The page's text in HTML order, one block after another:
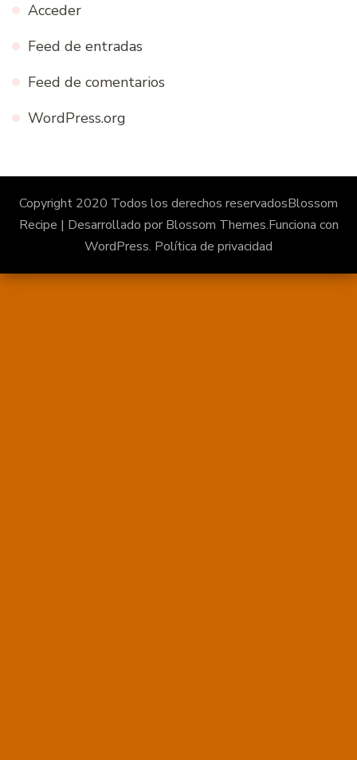
Acceder
Feed de entradas
Feed de comentarios
WordPress.org
Copyright 2020 Todos los derechos reservadosBlossom
Recipe | Desarrollado por Blossom Themes.Funciona con
WordPress. Política de privacidad